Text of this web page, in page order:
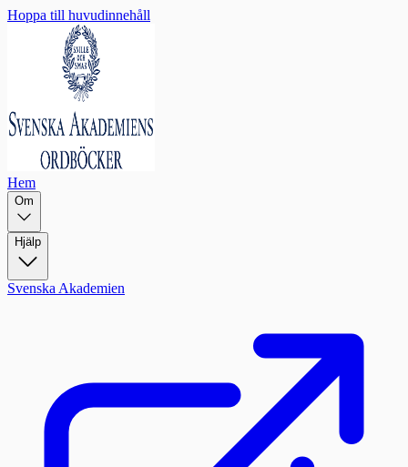
Hoppa till huvudinnehåll
Hem
Om
Hjälp
Svenska Akademien